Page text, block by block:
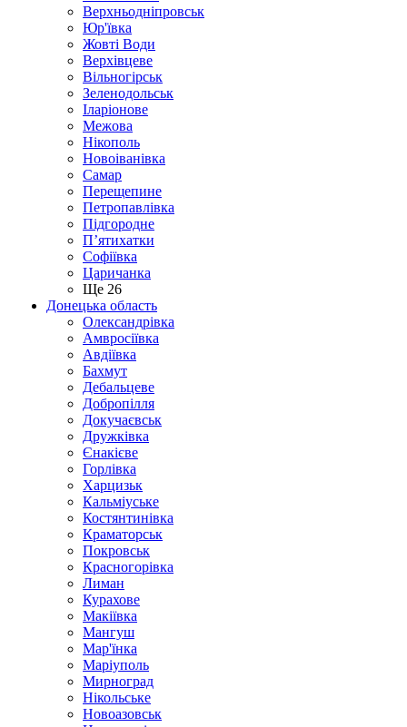
Верхньодніпровськ
Юр'ївка
Жовті Води
Верхівцеве
Вільногірськ
Зеленодольськ
Іларіонове
Межова
Нікополь
Новоіванівка
Самар
Перещепине
Петропавлівка
Підгородне
П’ятихатки
Софіївка
Царичанка
Ще 26
Донецька область
Олександрівка
Амвросіївка
Авдіївка
Бахмут
Дебальцеве
Добропілля
Докучаєвськ
Дружківка
Єнакієве
Горлівка
Харцизьк
Кальміуське
Костянтинівка
Краматорськ
Покровськ
Красногорівка
Лиман
Курахове
Макіївка
Мангуш
Мар'їнка
Маріуполь
Мирноград
Нікольське
Новоазовськ